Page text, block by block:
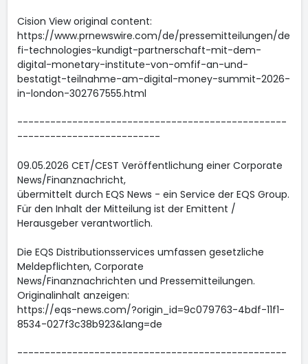
Cision View original content:
https://www.prnewswire.com/de/pressemitteilungen/de
fi-technologies-kundigt-partnerschaft-mit-dem-
digital-monetary-institute-von-omfif-an-und-
bestatigt-teilnahme-am-digital-money-summit-2026-
in-london-302767555.html
-------------------------------------------------
--------------------------
09.05.2026 CET/CEST Veröffentlichung einer Corporate
News/Finanznachricht,
übermittelt durch EQS News - ein Service der EQS Group.
Für den Inhalt der Mitteilung ist der Emittent /
Herausgeber verantwortlich.
Die EQS Distributionsservices umfassen gesetzliche
Meldepflichten, Corporate
News/Finanznachrichten und Pressemitteilungen.
Originalinhalt anzeigen:
https://eqs-news.com/?origin_id=9c079763-4bdf-11f1-
8534-027f3c38b923&lang=de
-------------------------------------------------